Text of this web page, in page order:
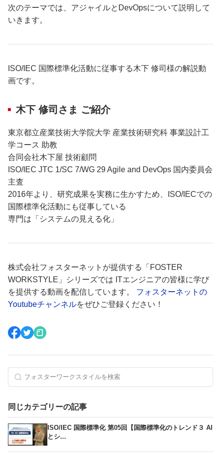
次のテーマでは、アジャイルとDevOpsについて説明して
いきます。
ISO/IEC 国際標準化活動に従事する木下 修司様の解説動
画です。
木下 修司さま ご紹介
東京都立産業技術大学院大学 産業技術研究科 事業設計工
学コース 助教
合同会社木下屋 技術顧問
ISO/IEC JTC 1/SC 7/WG 29 Agile and DevOps 国内委員会
主査
2016年より、研究成果を実務に生かすため、ISO/IECでの
国際標準化活動にも従事している
専門は「システムの見える化」
株式会社フォスターネットが提供する「FOSTER
WORKSTYLE」シリーズでは ITエンジニアの皆様に学び
を提供する動画を配信しています。 フォスターネットの
Youtubeチャンネルをぜひご登録ください！
同じカテゴリーの記事
ISO/IEC 国際標準化 第05回【国際標準化のトレンド３ AI
とシ...